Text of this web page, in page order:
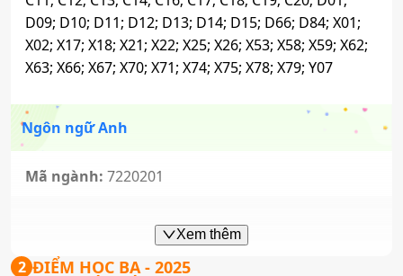
D09; D10; D11; D12; D13; D14; D15; D66; D84; X01;
X02; X17; X18; X21; X22; X25; X26; X53; X58; X59; X62;
X63; X66; X67; X70; X71; X74; X75; X78; X79; Y07
Ngôn ngữ Anh
Mã ngành: 7220201
D66; D84; X25; X26; X78; X79
Xem thêm
2 ĐIỂM HỌC BẠ- 2025